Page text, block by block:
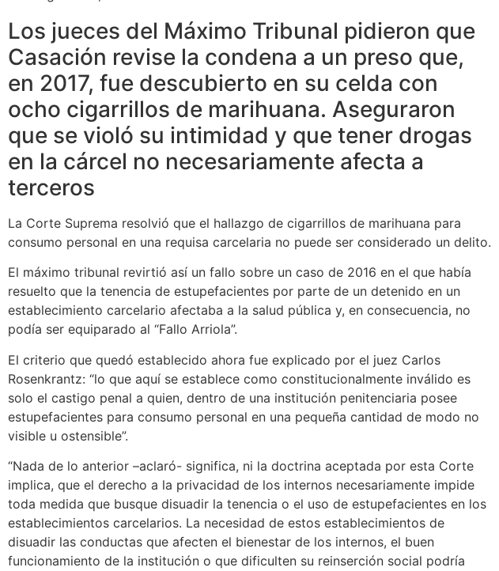
Los jueces del Máximo Tribunal pidieron que
Casación revise la condena a un preso que,
en 2017, fue descubierto en su celda con
ocho cigarrillos de marihuana. Aseguraron
que se violó su intimidad y que tener drogas
en la cárcel no necesariamente afecta a
terceros
La Corte Suprema resolvió que el hallazgo de cigarrillos de marihuana para
consumo personal en una requisa carcelaria no puede ser considerado un delito.
El máximo tribunal revirtió así un fallo sobre un caso de 2016 en el que había
resuelto que la tenencia de estupefacientes por parte de un detenido en un
establecimiento carcelario afectaba a la salud pública y, en consecuencia, no
podía ser equiparado al “Fallo Arriola”.
El criterio que quedó establecido ahora fue explicado por el juez Carlos
Rosenkrantz: “lo que aquí se establece como constitucionalmente inválido es
solo el castigo penal a quien, dentro de una institución penitenciaria posee
estupefacientes para consumo personal en una pequeña cantidad de modo no
visible u ostensible”.
“Nada de lo anterior –aclaró- significa, ni la doctrina aceptada por esta Corte
implica, que el derecho a la privacidad de los internos necesariamente impide
toda medida que busque disuadir la tenencia o el uso de estupefacientes en los
establecimientos carcelarios. La necesidad de estos establecimientos de
disuadir las conductas que afecten el bienestar de los internos, el buen
funcionamiento de la institución o que dificulten su reinserción social podría